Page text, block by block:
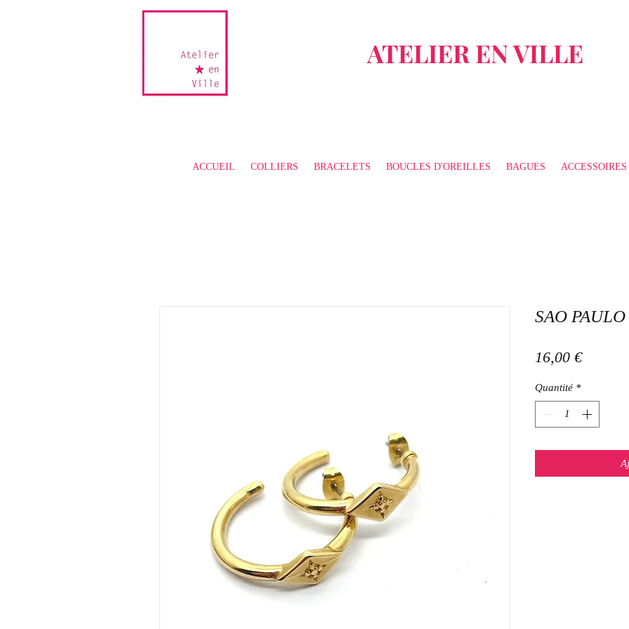
ATELIER EN VILLE
ACCUEIL COLLIERS BRACELETS BOUCLES D'OREILLES BAGUES ACCESSOIRES
SAO PAULO
16,00 €Prix
Quantité *